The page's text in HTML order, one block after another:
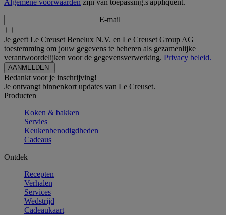
E-mail
Je geeft Le Creuset Benelux N.V. en Le Creuset Group AG
toestemming om jouw gegevens te beheren als gezamenlijke
verantwoordelijken voor de gegevensverwerking. Privacy beleid.
Bedankt voor je inschrijving!
Je ontvangt binnenkort updates van Le Creuset.
Producten
Koken & bakken
Servies
Keukenbenodigdheden
Cadeaus
Ontdek
Recepten
Verhalen
Services
Wedstrijd
Cadeaukaart